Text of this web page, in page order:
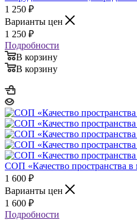
1 250 ₽
Варианты цен
1 250 ₽
Подробности
В корзину
В корзину
СОП «Качество пространства
1 600 ₽
Варианты цен
1 600 ₽
Подробности